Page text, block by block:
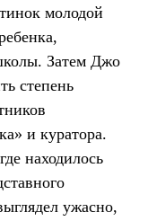
молодой
Затем Джо
степень
и куратора.
находилось
ужасно,